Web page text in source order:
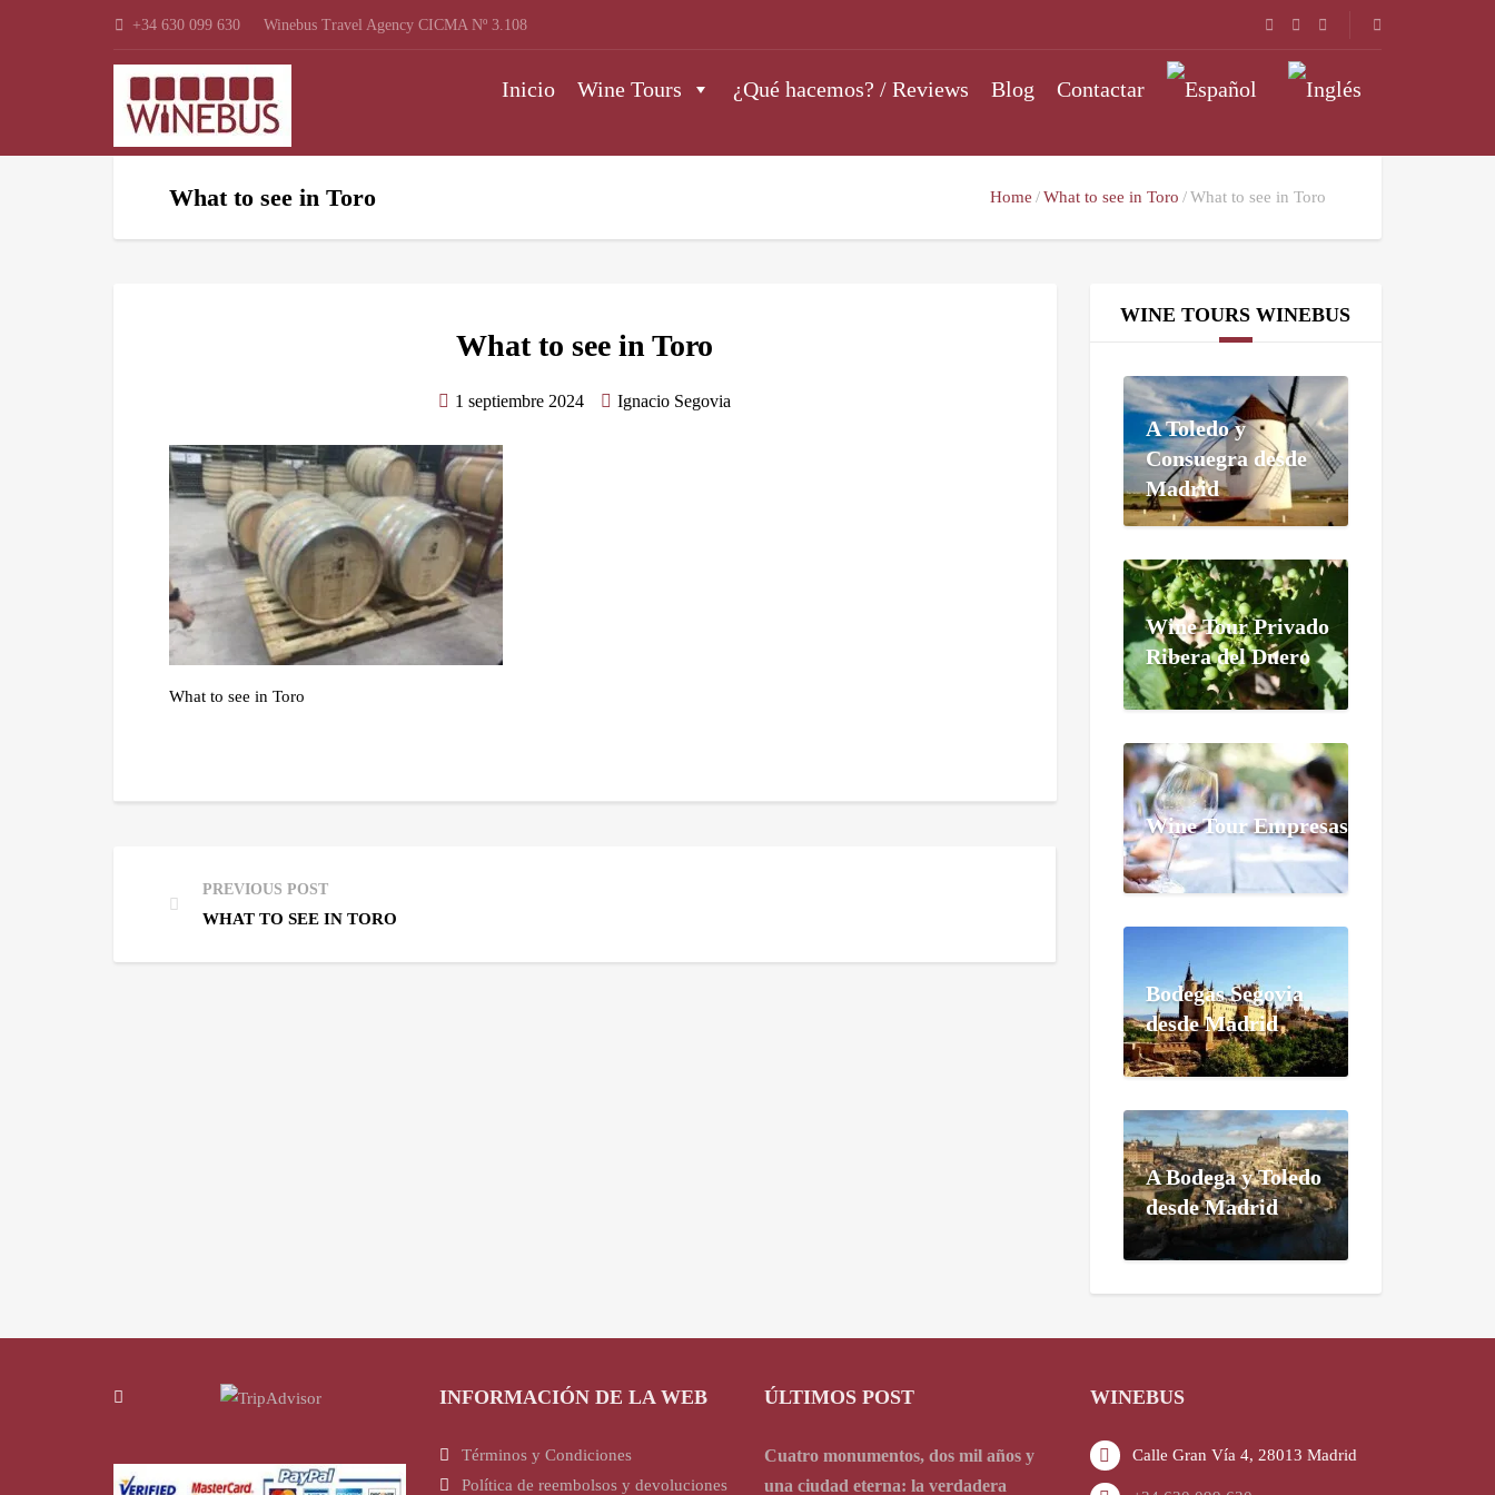
+34 630 099 630 Winebus Travel Agency CICMA Nº 3.108
Inicio Wine Tours ¿Qué hacemos? / Reviews Blog Contactar
What to see in Toro Home What to see in Toro What to see in Toro
What to see in Toro
1 septiembre 2024 Ignacio Segovia
What to see in Toro
PREVIOUS POST
WHAT TO SEE IN TORO
WINE TOURS WINEBUS
A Toledo y
Consuegra desde
Madrid
Wine Tour Privado
Ribera del Duero
Wine Tour Empresas
Bodegas Segovia
desde Madrid
A Bodega y Toledo
desde Madrid
INFORMACIÓN DE LA WEB
Términos y Condiciones
Política de reembolsos y devoluciones
ÚLTIMOS POST
Cuatro monumentos, dos mil años y
una ciudad eterna: la verdadera
WINEBUS
Calle Gran Vía 4, 28013 Madrid